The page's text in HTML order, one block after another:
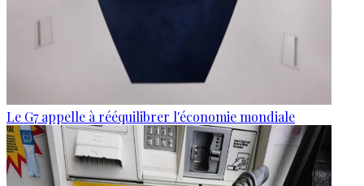
Le G7 appelle à rééquilibrer l'économie mondiale